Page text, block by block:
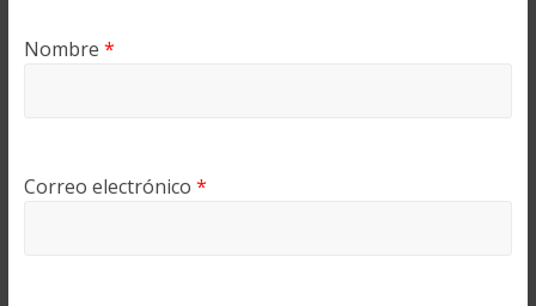
Nombre *
Correo electrónico *